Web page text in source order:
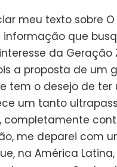
meu texto sobre O
informação que
da Geração
a proposta de um
tem o desejo de
um tanto
completamente
me deparei com
na América